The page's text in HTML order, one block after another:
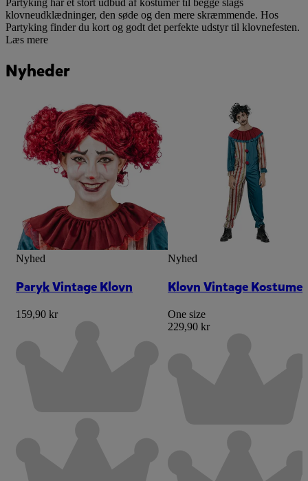
Partyking har et stort udbud af kostumer til begge slags
klovneudklædninger, den søde og den mere skræmmende. Hos
Partyking finder du kort og godt det perfekte udstyr til klovnefesten.
Læs mere
Nyheder
Nyhed
Paryk Vintage Klovn
159,90 kr
Nyhed
Klovn Vintage Kostume
One size
229,90 kr